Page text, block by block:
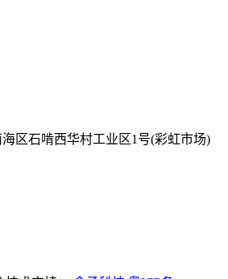
区石啃西华村工业区1号(彩虹市场)